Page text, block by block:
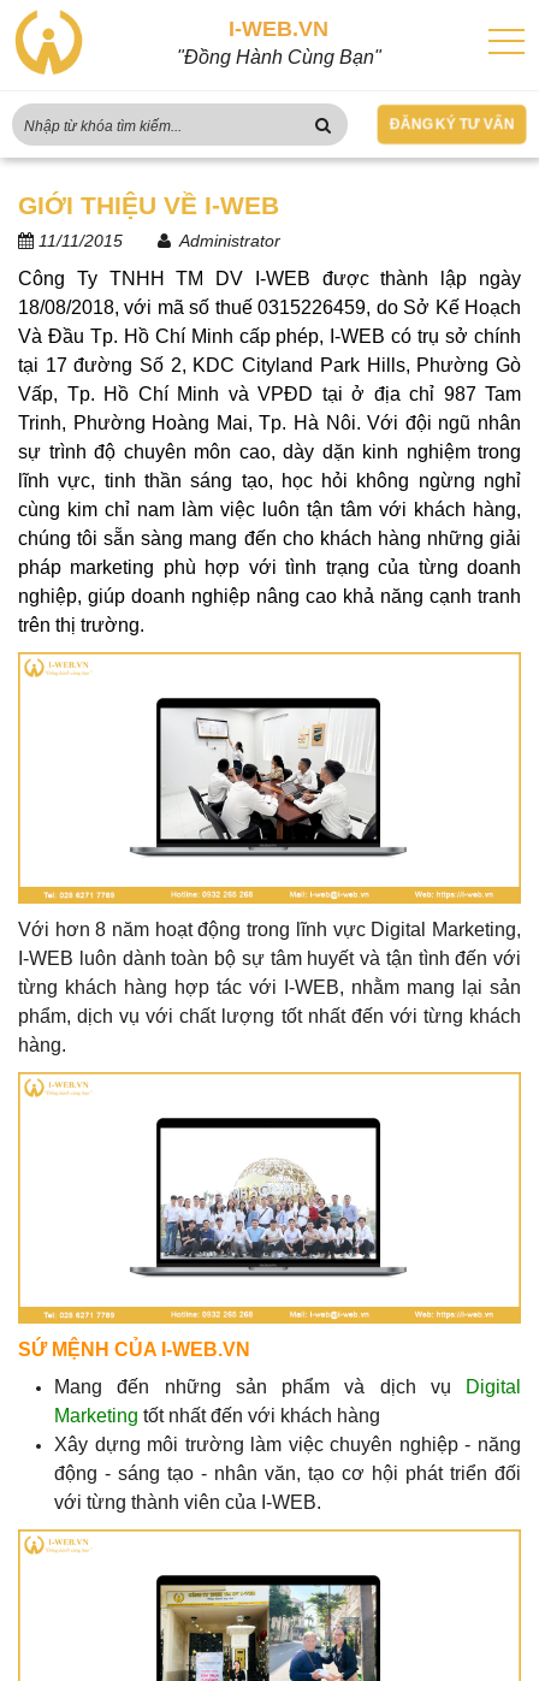
I-WEB.VN
"Đồng Hành Cùng Bạn"
ĐĂNG KÝ TƯ VẤN
GIỚI THIỆU VỀ I-WEB
11/11/2015 Administrator
Công Ty TNHH TM DV I-WEB được thành lập ngày
18/08/2018, với mã số thuế 0315226459, do Sở Kế Hoạch
Và Đầu Tp. Hồ Chí Minh cấp phép, I-WEB có trụ sở chính
tại 17 đường Số 2, KDC Cityland Park Hills, Phường Gò
Vấp, Tp. Hồ Chí Minh và VPĐD tại ở địa chỉ 987 Tam
Trinh, Phường Hoàng Mai, Tp. Hà Nôi. Với đội ngũ nhân
sự trình độ chuyên môn cao, dày dặn kinh nghiệm trong
lĩnh vực, tinh thần sáng tạo, học hỏi không ngừng nghỉ
cùng kim chỉ nam làm việc luôn tận tâm với khách hàng,
chúng tôi sẵn sàng mang đến cho khách hàng những giải
pháp marketing phù hợp với tình trạng của từng doanh
nghiệp, giúp doanh nghiệp nâng cao khả năng cạnh tranh
trên thị trường.
Với hơn 8 năm hoạt động trong lĩnh vực Digital Marketing,
I-WEB luôn dành toàn bộ sự tâm huyết và tận tình đến với
từng khách hàng hợp tác với I-WEB, nhằm mang lại sản
phẩm, dịch vụ với chất lượng tốt nhất đến với từng khách
hàng.
SỨ MỆNH CỦA I-WEB.VN
Mang đến những sản phẩm và dịch vụ
Digital
Marketing tốt nhất đến với khách hàng
Xây dựng môi trường làm việc chuyên nghiệp - năng
động - sáng tạo - nhân văn, tạo cơ hội phát triển đối
với từng thành viên của I-WEB.